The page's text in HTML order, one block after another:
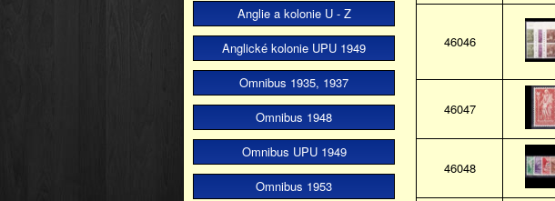
Anglie a kolonie U - Z
Anglické kolonie UPU 1949
Omnibus 1935, 1937
Omnibus 1948
Omnibus UPU 1949
Omnibus 1953
46046
46047
46048